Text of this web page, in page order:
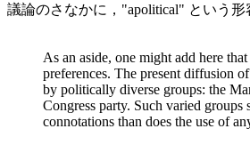
議論のさなかに，"apolitical" という
As an aside, one might add here
preferences. The present diffusion
by politically diverse groups: the
Congress party. Such varied
connotations than does the use of